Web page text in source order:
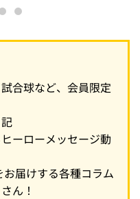
合球など、会員限定
ーローメッセージ動
届けする各種コラム
ん！